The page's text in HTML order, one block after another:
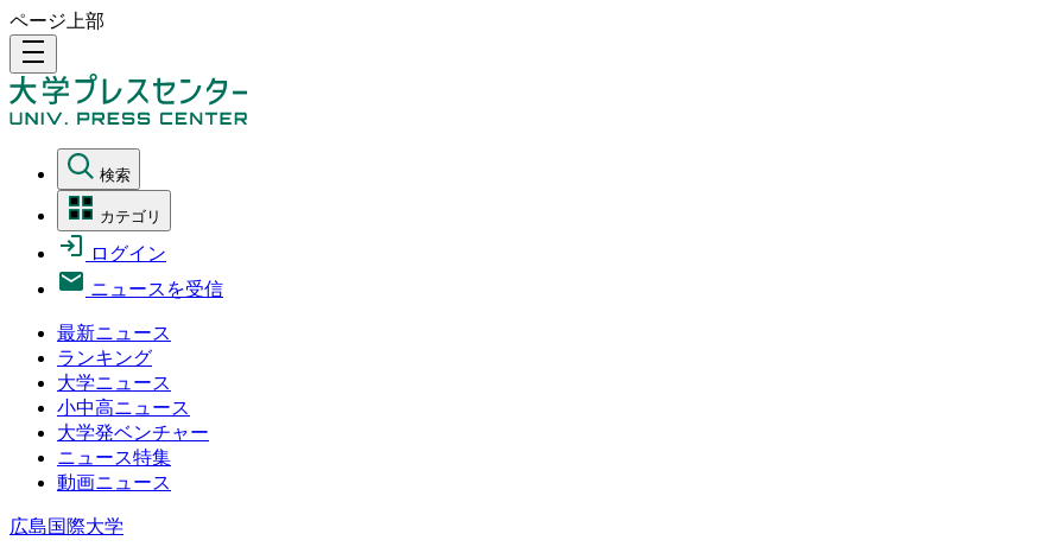
ページ上部
density_medium
検索
カテゴリ
ログイン
ニュースを受信
最新ニュース
ランキング
大学ニュース
小中高ニュース
大学発ベンチャー
ニュース特集
動画ニュース
広島国際大学